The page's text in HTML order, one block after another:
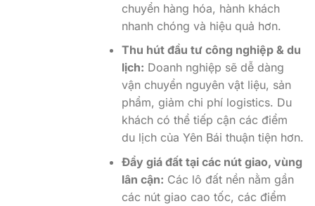
chuyển hàng hóa, hành khách
nhanh chóng và hiệu quả hơn.
Thu hút đầu tư công nghiệp & du
lịch: Doanh nghiệp sẽ dễ dàng
vận chuyển nguyên vật liệu, sản
phẩm, giảm chi phí logistics. Du
khách có thể tiếp cận các điểm
du lịch của Yên Bái thuận tiện hơn.
Đẩy giá đất tại các nút giao, vùng
lân cận: Các lô đất nền nằm gần
các nút giao cao tốc, các điểm